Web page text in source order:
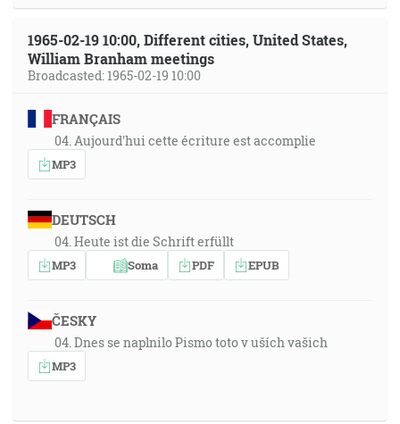
1965-02-19 10:00, Different cities, United States,
William Branham meetings
Broadcasted: 1965-02-19 10:00
FRANÇAIS
04. Aujourd'hui cette écriture est accomplie
MP3
DEUTSCH
04. Heute ist die Schrift erfüllt
MP3 Soma PDF EPUB
ČESKY
04. Dnes se naplnilo Pismo toto v uších vašich
MP3